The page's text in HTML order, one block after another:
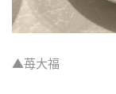
▲苺大福